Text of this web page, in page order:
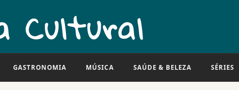
GASTRONOMIA MÚSICA SAÚDE & BELEZA SÉRIES